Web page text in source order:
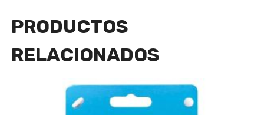
PRODUCTOS
RELACIONADOS